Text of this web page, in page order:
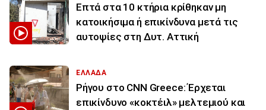
Επτά στα 10 κτήρια κρίθηκαν μη
κατοικήσιμα ή επικίνδυνα μετά τις
αυτοψίες στη Δυτ. Αττική
ΕΛΛΑΔΑ
Ρήγου στο CNN Greece: Έρχεται
επικίνδυνο «κοκτέιλ» μελτεμιού και